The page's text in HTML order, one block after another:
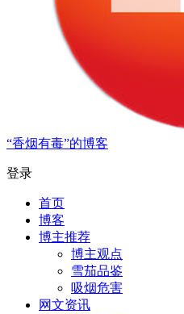
“香烟有毒”的博客
登录
首页
博客
博主推荐
博主观点
雪茄品鉴
吸烟危害
网文资讯